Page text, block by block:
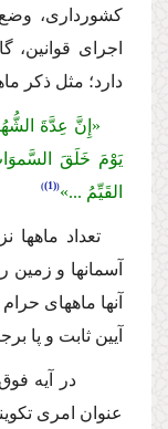
كشوردارى، وضع
اجراى
دارد؛ مثل ذكر
«إِنَّ عِدَّةَ
یَوْمَ خَلَقَ
القَیِّمُ ...» (1)
تعداد ماهها
آسمانها و زمین
آنها ماههاى
آیین ثابت و پا
در آیه
عنوان امرى